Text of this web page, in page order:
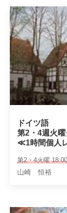
ドイツ語
第2・4週火曜
≪1時間個人
≫
第2・4火曜
山崎 恒裕